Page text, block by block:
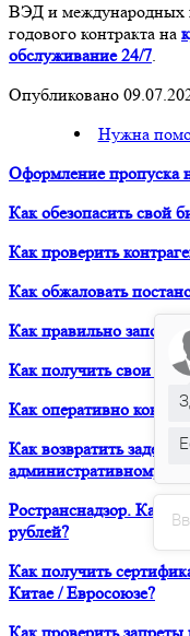
ВЭД и международных
годового контракта на
обслуживание 24/7.
Опубликовано
Нужна
Оформление
Как обезопасить свой
Как проверить
Как обжаловать
Как правильно
Как получить свои
Как оперативно
Как возвратить
административному
Ространснадзор. Как
рублей?
Как получить
Китае / Евросоюзе?